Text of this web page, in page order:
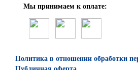
Мы принимаем к оплате:
Политика в отношении обработки